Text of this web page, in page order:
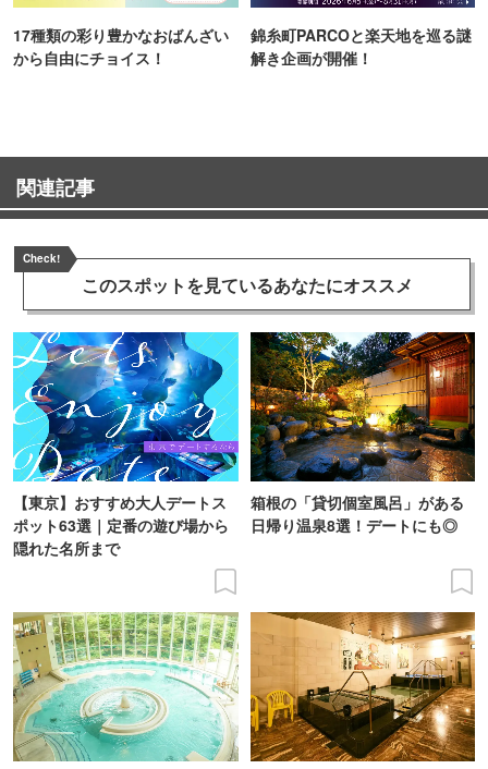
17種類の彩り豊かなおばんざい
から自由にチョイス！
錦糸町PARCOと楽天地を巡る謎
解き企画が開催！
関連記事
Check!
このスポットを見ているあなたにオススメ
【東京】おすすめ大人デートス
ポット63選｜定番の遊び場から
隠れた名所まで
箱根の「貸切個室風呂」がある
日帰り温泉8選！デートにも◎